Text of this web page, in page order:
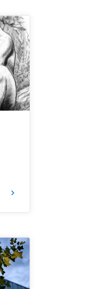
keyboard_arrow_right